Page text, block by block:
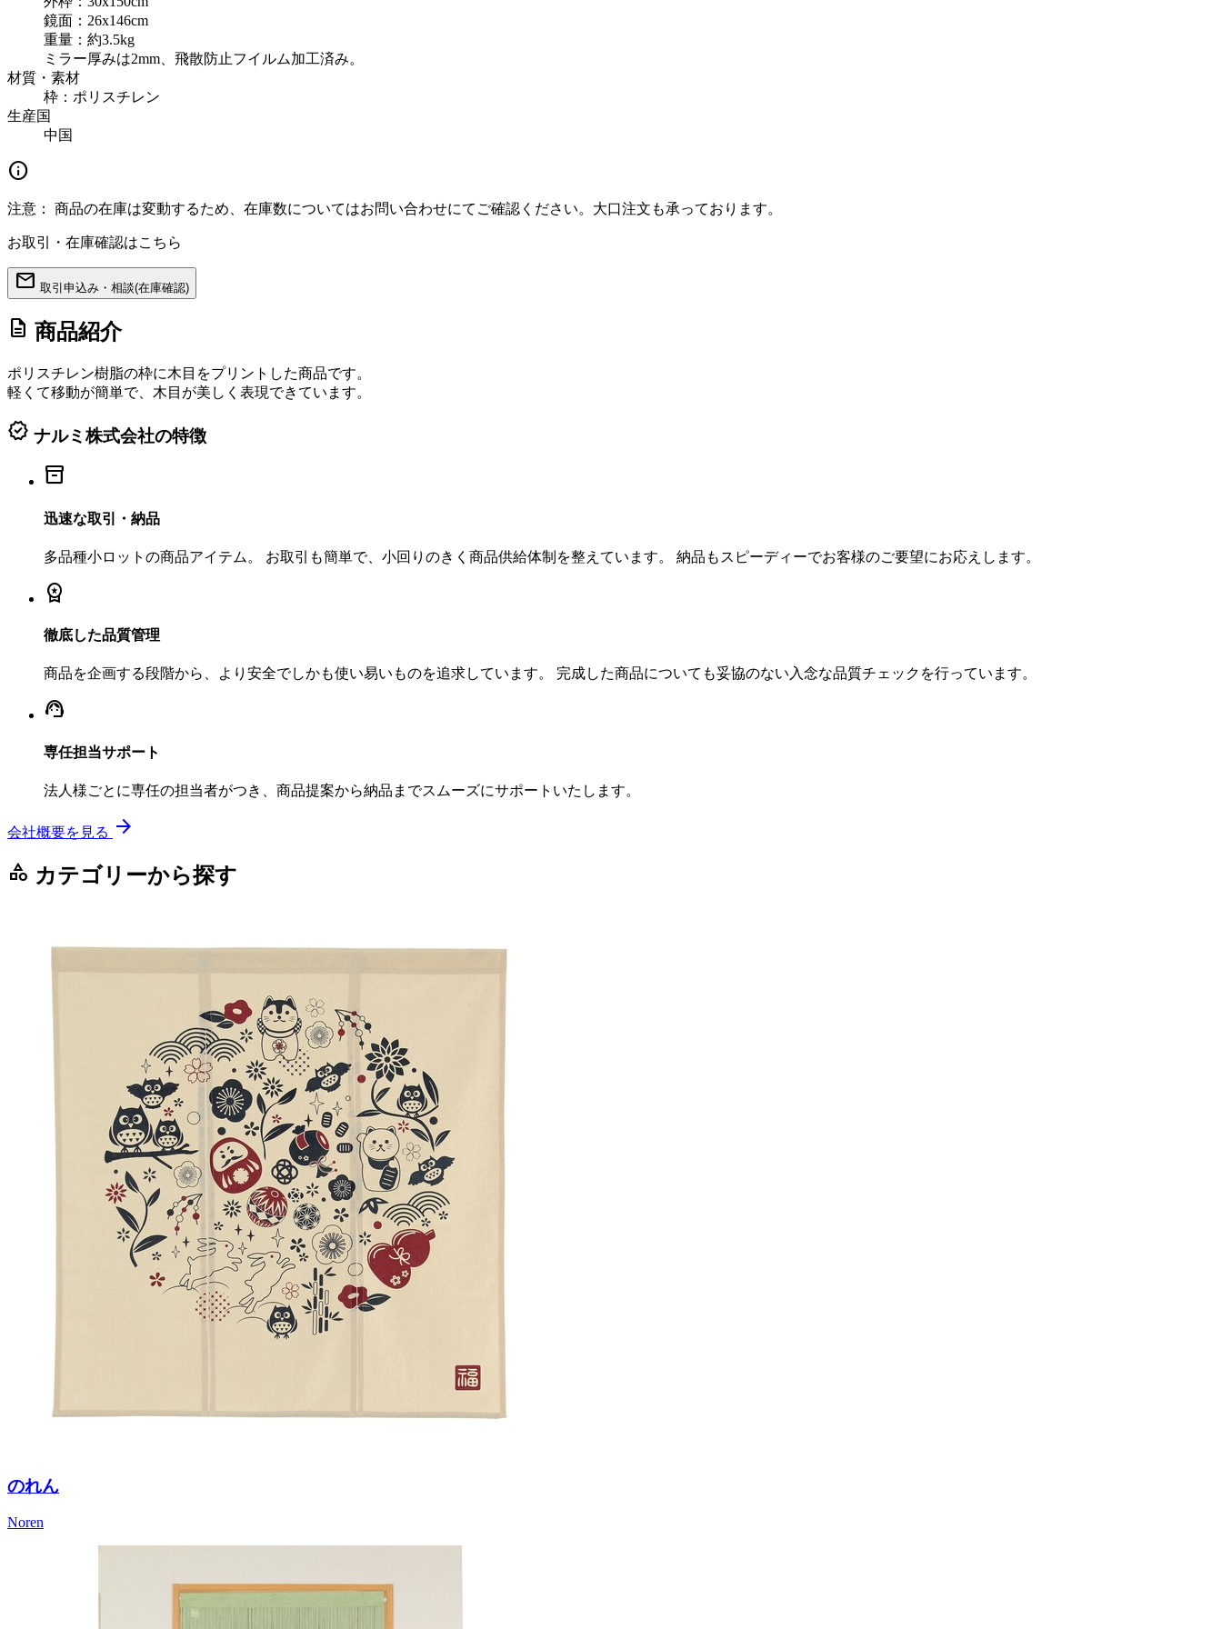
鏡面：26x146cm
重量：約3.5kg
ミラー厚みは2mm、飛散防止フイルム加工済み。
材質・素材
枠：ポリスチレン
生産国
中国
info
注意： 商品の在庫は変動するため、在庫数についてはお問い合わせにてご確認ください。大口注文も承っております。
お取引・在庫確認はこちら
mail 取引申込み・相談(在庫確認)
description 商品紹介
ポリスチレン樹脂の枠に木目をプリントした商品です。
軽くて移動が簡単で、木目が美しく表現できています。
verified ナルミ株式会社の特徴
inventory_2
迅速な取引・納品
多品種小ロットの商品アイテム。 お取引も簡単で、小回りのきく商品供給体制を整えています。 納品もスピーディーでお客様のご要望にお応えします。
workspace_premium
徹底した品質管理
商品を企画する段階から、より安全でしかも使い易いものを追求しています。 完成した商品についても妥協のない入念な品質チェックを行っています。
support_agent
専任担当サポート
法人様ごとに専任の担当者がつき、商品提案から納品までスムーズにサポートいたします。
会社概要を見る arrow_forward
category カテゴリーから探す
のれん
Noren